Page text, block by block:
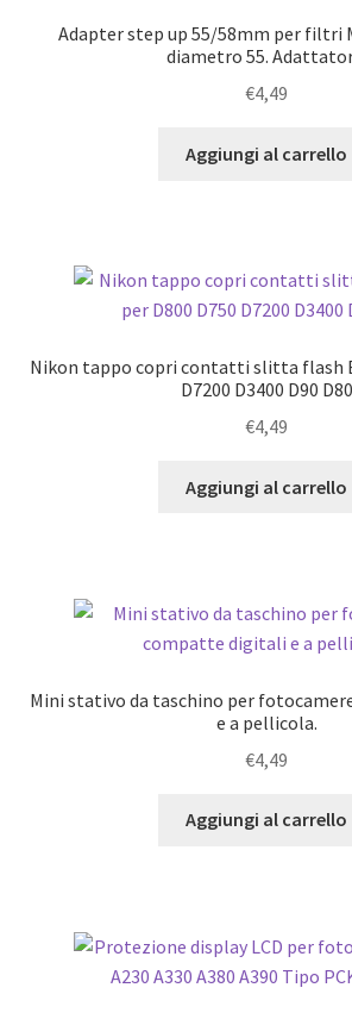
Adapter step up 55/58mm per filtri
diametro 55.
€4,49
Aggiungi al carrello
Nikon tappo copri contatti slitta flash
D7200 D3400 D90 D80
€4,49
Aggiungi al carrello
Mini stativo da taschino per
e a pellicola.
€4,49
Aggiungi al carrello